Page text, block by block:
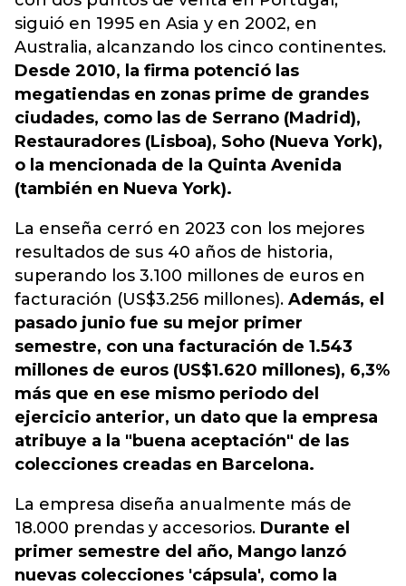
siguió en 1995 en Asia y en 2002, en
Australia, alcanzando los cinco continentes.
Desde 2010, la firma potenció las
megatiendas en zonas prime de grandes
ciudades, como las de Serrano (Madrid),
Restauradores (Lisboa), Soho (Nueva York),
o la mencionada de la Quinta Avenida
(también en Nueva York).
La enseña cerró en 2023 con los mejores
resultados de sus 40 años de historia,
superando los 3.100 millones de euros en
facturación (US$3.256 millones). Además, el
pasado junio fue su mejor primer
semestre, con una facturación de 1.543
millones de euros (US$1.620 millones), 6,3%
más que en ese mismo periodo del
ejercicio anterior, un dato que la empresa
atribuye a la "buena aceptación" de las
colecciones creadas en Barcelona.
La empresa diseña anualmente más de
18.000 prendas y accesorios. Durante el
primer semestre del año, Mango lanzó
nuevas colecciones 'cápsula', como la